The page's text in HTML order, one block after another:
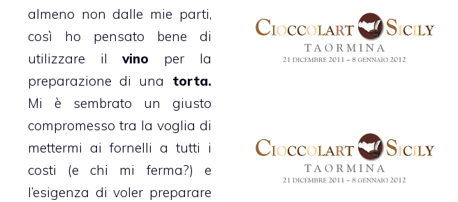
almeno non dalle mie parti,
così ho pensato bene di
utilizzare ilvino per la
preparazione di una
torta.
Mi è sembrato un giusto
compromesso tra la voglia di
mettermi ai fornelli a tutti i
costi (e chi mi ferma?) e
l’esigenza di voler preparare